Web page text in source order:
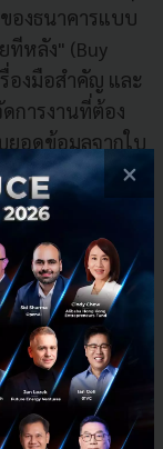
องธนาคารแบบ
ทีหลัง" (Buy
องมือสำคัญ และ
การงานที่ต้อง
ยอดข้อมูลจากใบ
ติ
มกับธนาคาร
อ 'ความสัมพันธ์ที่
ความเร็ว
×